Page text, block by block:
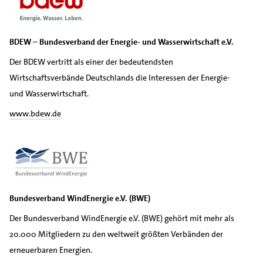
BDEW – Bundesverband der Energie- und Wasserwirtschaft e.V.
Der BDEW vertritt als einer der bedeutendsten
Wirtschaftsverbände Deutschlands die Interessen der Energie-
und Wasserwirtschaft.
www.bdew.de
Bundesverband WindEnergie e.V. (BWE)
Der Bundesverband WindEnergie e.V. (BWE) gehört mit mehr als
20.000 Mitgliedern zu den weltweit größten Verbänden der
erneuerbaren Energien.